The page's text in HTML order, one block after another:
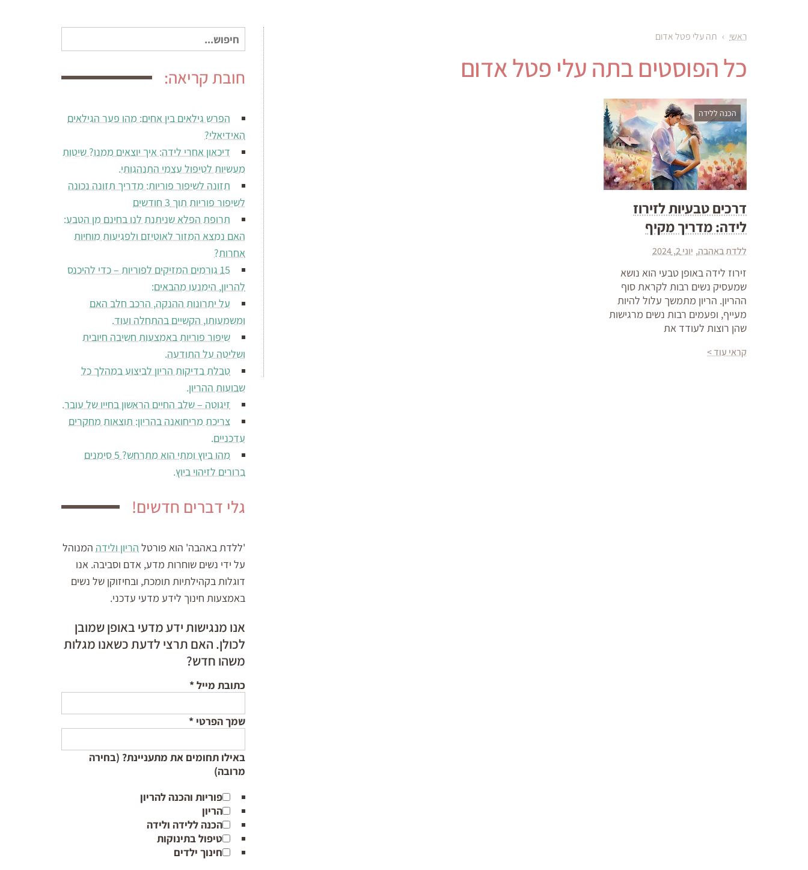
ראשי › תה עלי פטל אדום
כל הפוסטים בתה עלי פטל אדום
הכנה ללידה
דרכים טבעיות לזירוז
לידה: מדריך מקיף
ללדת באהבה יוני 2, 2024
זירוז לידה באופן טבעי הוא נושא
שמעסיק נשים רבות לקראת סוף
ההריון. הריון מתמשך עלול להיות
מעייף, ופעמים רבות נשים מרגישות
שהן רוצות לעודד את
קראי עוד >
חיפוש
עבור:
חובת קריאה:
הפרש גילאים בין אחים: מהו פער הגילאים
האידיאלי?
דיכאון אחרי לידה: איך יוצאים ממנו? שיטות
מעשיות לטיפול עצמי התנהגותי.
תזונה לשיפור פוריות: מדריך תזונה נכונה
לשיפור פוריות תוך 3 חודשים
תרופת הפלא שניתנת לנו בחינם מן הטבע:
האם נמצא המזור לאוטיזם ולפגיעות מוחיות
אחרות?
15 גורמים המזיקים לפוריות – כדי להיכנס
להריון, הימנעו מהבאים:
על יתרונות ההנקה, הרכב חלב האם
ומשמעותו, הקשיים בהתחלה ועוד.
שיפור פוריות באמצעות חשיבה חיובית
ושליטה על התודעה.
טבלת בדיקות הריון לביצוע במהלך כל
שבועות ההריון.
זיגוטה – שלב החיים הראשון בחייו של עובר.
צריכת מריחואנה בהריון: תוצאות מחקרים
עדכניים.
מהו ביוץ ומתי הוא מתרחש? 5 סימנים
ברורים לזיהוי ביוץ.
גלי דברים חדשים!
'ללדת באהבה' הוא פורטל הריון ולידה המנוהל
על ידי נשים שוחרות מדע, אדם וסביבה. אנו
דוגלות בקהילתיות תומכת, ובחיזוקן של נשים
באמצעות חינוך לידע מדעי עדכני.
אנו מנגישות ידע מדעי באופן שמובן
לכולן. האם תרצי לדעת כשאנו מגלות
משהו חדש?
כתובת מייל*
שמך הפרטי *
באילו תחומים את מתעניינת? (בחירה
מרובה)
פוריות והכנה להריון
הריון
הכנה ללידה ולידה
טיפול בתינוקות
חינוך ילדים